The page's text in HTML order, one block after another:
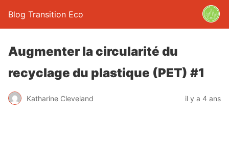
Blog Transition Eco
Augmenter la circularité du
recyclage du plastique (PET) #1
Katharine Cleveland il y a 4 ans